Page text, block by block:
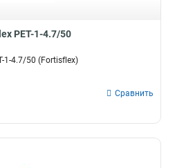
PET-1-4.7/50
1-4.7/50 (Fortisflex)
Сравнить